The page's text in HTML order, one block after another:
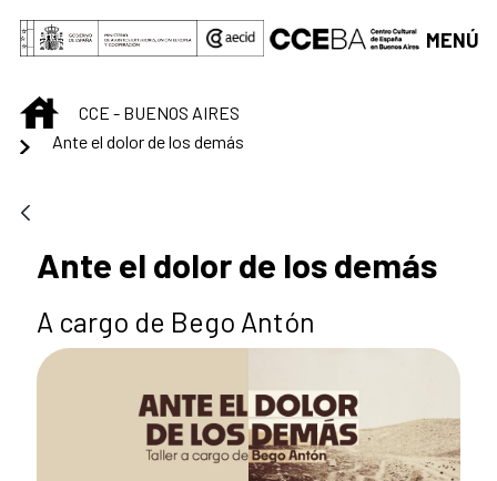
Saltar al contenido principal
MENÚ
INICIOCCE - BUENOS AIRES
Ante el dolor de los demás
Ante el dolor de los demás
A cargo de Bego Antón